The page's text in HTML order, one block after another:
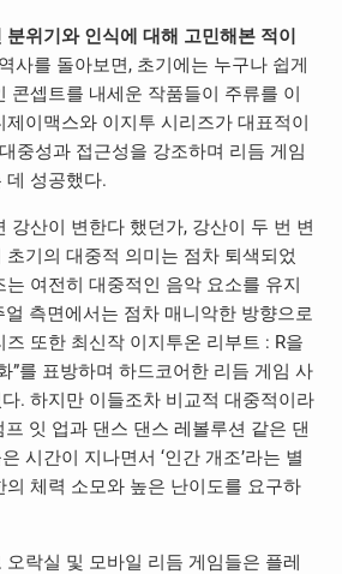
위기와 인식에 대해 고민해본 적이
사를 돌아보면, 초기에는 누구나 쉽게
콘셉트를 내세운 작품들이 주류를 이
이맥스와 이지투 시리즈가 대표적이
중성과 접근성을 강조하며 리듬 게임
데 성공했다.
강산이 변한다 했던가, 강산이 두 번 변
기의 대중적 의미는 점차 퇴색되었
여전히 대중적인 음악 요소를 유지
측면에서는 점차 매니악한 방향으로
또한 최신작 이지투온 리부트 : R을
”를 표방하며 하드코어한 리듬 게임 사
. 하지만 이들조차 비교적 대중적이라
잇 업과 댄스 댄스 레볼루션 같은 댄
시간이 지나면서 ‘인간 개조’라는 별
의 체력 소모와 높은 난이도를 요구하
락실 및 모바일 리듬 게임들은 플레